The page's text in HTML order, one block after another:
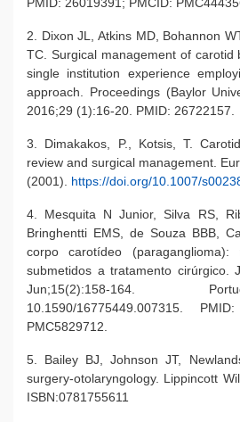
2. Dixon JL, Atkins MD, Bohannon
TC. Surgical management of carotid
single institution experience
approach. Proceedings (Baylor
2016;29 (1):16-20. PMID: 26722157.
3. Dimakakos, P., Kotsis, T.
review and surgical management.
(2001). https://doi.org/10.1007/
4. Mesquita N Junior, Silva RS,
Bringhentti EMS, de Souza BBB,
corpo carotídeo
submetidos a tratamento cirúrgico.
Jun;15(2):158-164.
10.1590/16775449.007315.
PMC5829712.
5. Bailey BJ, Johnson JT,
surgery-otolaryngology. Lippincott
ISBN:0781755611